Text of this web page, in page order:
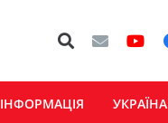
ІНФОРМАЦІЯ УКРАЇНА